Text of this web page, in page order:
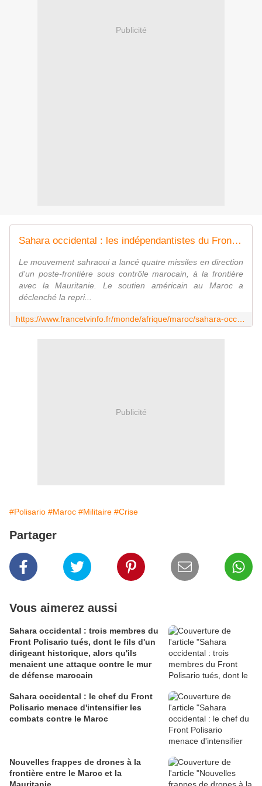
Publicité
Sahara occidental : les indépendantistes du Front Polisario menacent le Maroc d'une "escalade militaire"
Le mouvement sahraoui a lancé quatre missiles en direction
d'un poste-frontière sous contrôle marocain, à la frontière
avec la Mauritanie. Le soutien américain au Maroc a
déclenché la repri...
Publicité
#Polisario #Maroc #Militaire #Crise
Partager
Vous aimerez aussi
Sahara occidental : trois membres du
Front Polisario tués, dont le fils d'un
dirigeant historique, alors qu'ils
menaient une attaque contre le mur
de défense marocain
Sahara occidental : le chef du Front
Polisario menace d'intensifier les
combats contre le Maroc
Nouvelles frappes de drones à la
frontière entre le Maroc et la